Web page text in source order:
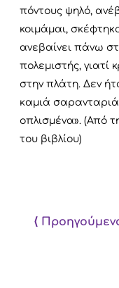
πόντους ψηλό,
κοιμάμαι,
ανεβαίνει πάνω
πολεμιστής, γιατί
στην πλάτη. Δεν
καμιά
οπλισμένα». (Από
του βιβλίου)
⟨